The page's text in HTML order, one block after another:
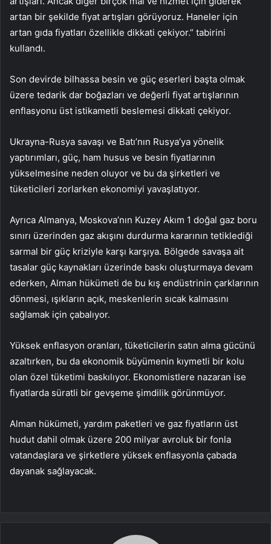
artan bir şekilde fiyat artışları görüyoruz. Haneler için
artan gıda fiyatları özellikle dikkati çekiyor.” tabirini
kullandı.
Son devirde bilhassa besin ve güç eserleri başta olmak
üzere tedarik dar boğazları ve değerli fiyat artışlarının
enflasyonu üst istikametli beslemesi dikkati çekiyor.
Ukrayna-Rusya savaşı ve Batı’nın Rusya’ya yönelik
yaptırımları, güç, ham husus ve besin fiyatlarının
yükselmesine neden oluyor ve bu da şirketleri ve
tüketicileri zorlarken ekonomiyi yavaşlatıyor.
Ayrıca Almanya, Moskova’nın Kuzey Akım 1 doğal gaz boru
sınırı üzerinden gaz akışını durdurma kararının tetiklediği
sarmal bir güç kriziyle karşı karşıya. Bölgede savaşa ait
tasalar güç kaynakları üzerinde baskı oluşturmaya devam
ederken, Alman hükümeti de bu kış endüstrinin çarklarının
dönmesi, ışıkların açık, meskenlerin sıcak kalmasını
sağlamak için çabalıyor.
Yüksek enflasyon oranları, tüketicilerin satın alma gücünü
azaltırken, bu da ekonomik büyümenin kıymetli bir kolu
olan özel tüketimi baskılıyor. Ekonomistlere nazaran ise
fiyatlarda süratli bir gevşeme şimdilik görünmüyor.
Alman hükümeti, yardım paketleri ve gaz fiyatların üst
hudut dahil olmak üzere 200 milyar avroluk bir fonla
vatandaşlara ve şirketlere yüksek enflasyonla çabada
dayanak sağlayacak.